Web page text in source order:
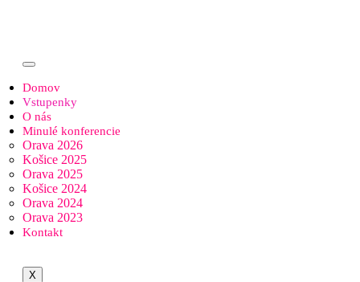
Domov
Vstupenky
O nás
Minulé konferencie
Orava 2026
Košice 2025
Orava 2025
Košice 2024
Orava 2024
Orava 2023
Kontakt
X